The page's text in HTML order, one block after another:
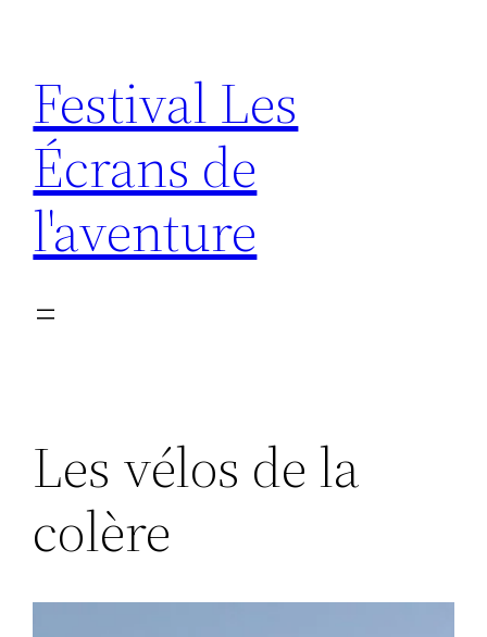
contenu
Festival Les
Écrans de
l'aventure
Les vélos de la
colère